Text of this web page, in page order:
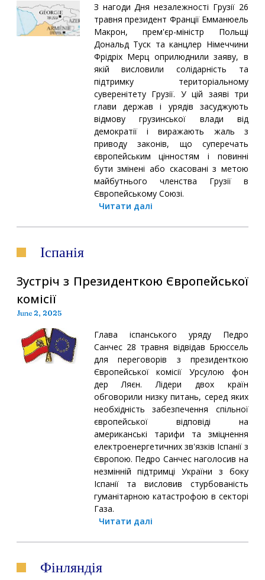
З нагоди Дня незалежності Грузії 26
травня президент Франції Емманюель
Макрон, прем'єр-міністр Польщі
Дональд Туск та канцлер Німеччини
Фрідріх Мерц оприлюднили заяву, в
якій висловили солідарність та
підтримку територіальному
суверенітету Грузії. У цій заяві три
глави держав і урядів засуджують
відмову грузинської влади від
демократії і виражають жаль з
приводу законів, що суперечать
європейським цінностям і повинні
бути змінені або скасовані з метою
майбутнього членства Грузії в
Європейському Союзі.
Читати далі
Іспанія
Зустріч з Президенткою Європейської
комісії
June 2, 2025
Глава іспанського уряду Педро
Санчес 28 травня відвідав Брюссель
для переговорів з президенткою
Європейської комісії Урсулою фон
дер Ляєн. Лідери двох країн
обговорили низку питань, серед яких
необхідність забезпечення спільної
європейської відповіді на
американські тарифи та зміцнення
електроенергетичних зв'язків Іспанії з
Європою. Педро Санчес наголосив на
незмінній підтримці України з боку
Іспанії та висловив стурбованість
гуманітарною катастрофою в секторі
Газа.
Читати далі
Фінляндія